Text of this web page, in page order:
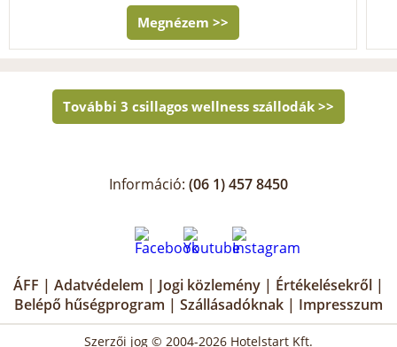
Megnézem >>
További 3 csillagos wellness szállodák >>
Információ: (06 1) 457 8450
ÁFF | Adatvédelem | Jogi közlemény | Értékelésekről |
Belépő hűségprogram | Szállásadóknak | Impresszum
Szerzői jog © 2004-2026 Hotelstart Kft.